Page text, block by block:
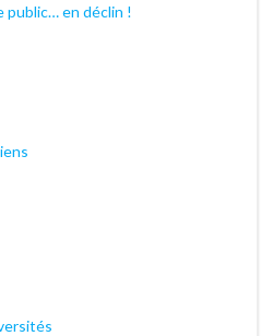
public… en déclin !